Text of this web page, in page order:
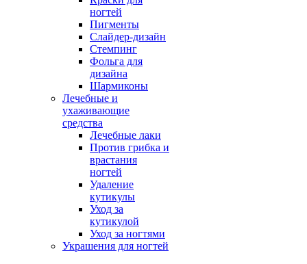
ногтей
Пигменты
Слайдер-дизайн
Стемпинг
Фольга для
дизайна
Шармиконы
Лечебные и
ухаживающие
средства
Лечебные лаки
Против грибка и
врастания
ногтей
Удаление
кутикулы
Уход за
кутикулой
Уход за ногтями
Украшения для ногтей